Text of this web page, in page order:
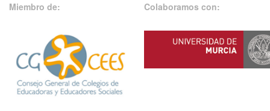
Miembro de: Colaboramos con: